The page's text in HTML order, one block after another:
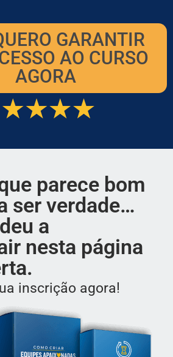
GARANTIR
AO CURSO
AGORA
parece bom
ser verdade…
a
nesta página
inscrição agora!